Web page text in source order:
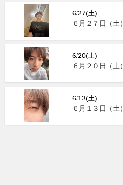
6/27(土)
６月２７日（土）
6/20(土)
６月２０日（土）
6/13(土)
６月１３日（土）